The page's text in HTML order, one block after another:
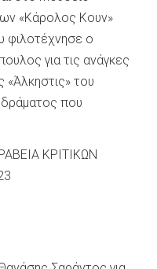
«Κάρολος Κουν»
φιλοτέχνησε ο
για τις ανάγκες
«Άλκηστις» του
δράματος που
ΚΡΙΤΙΚΩΝ